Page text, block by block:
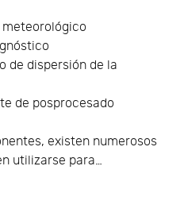
meteorológico
de dispersión de la
de posprocesado
existen numerosos
utilizarse para…